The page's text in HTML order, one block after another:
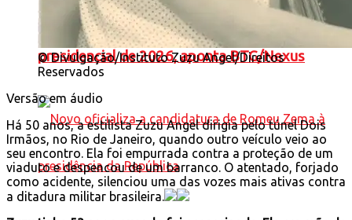
Polarização regional marca corrida
presidencial de 2026, aponta BTG/Nexus
© Divulgação/Instituto Zuzu Angel/Direitos
Reservados
Versão em áudio
Há 50 anos, a estilista Zuzu Angel dirigia pelo túnel Dois
Irmãos, no Rio de Janeiro, quando outro veículo veio ao
seu encontro. Ela foi empurrada contra a proteção de um
viaduto e despencou de um barranco. O atentado, forjado
como acidente, silenciou uma das vozes mais ativas contra
a ditadura militar brasileira.